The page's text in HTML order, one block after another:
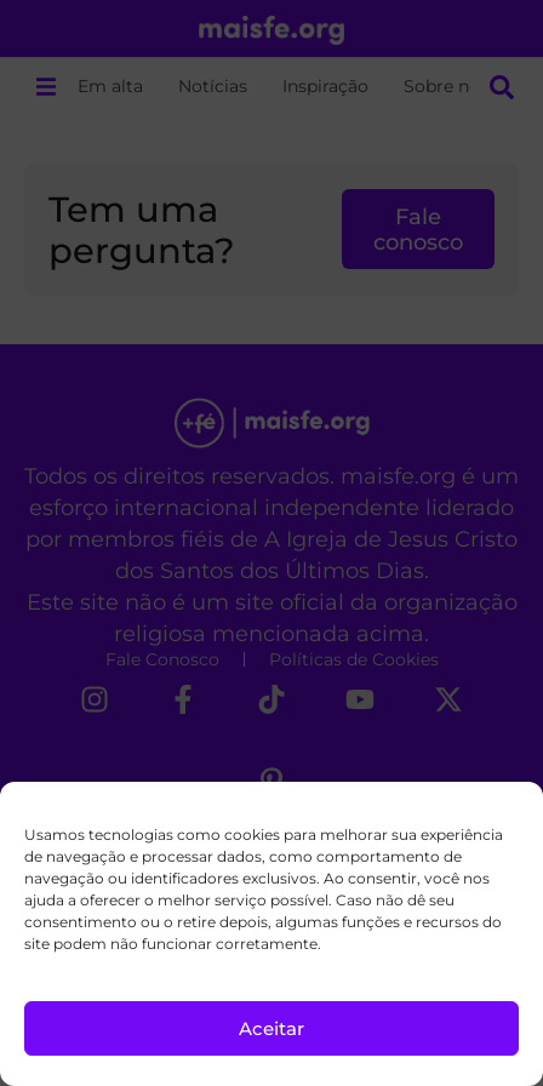
Usamos tecnologias como cookies para melhorar sua experiência
de navegação e processar dados, como comportamento de
navegação ou identificadores exclusivos. Ao consentir, você nos
ajuda a oferecer o melhor serviço possível. Caso não dê seu
consentimento ou o retire depois, algumas funções e recursos do
site podem não funcionar corretamente.
Aceitar
Em alta Notícias Inspiração Sobre nós
Tem uma
pergunta?
Fale
conosco
Todos os direitos reservados. maisfe.org é um
esforço internacional independente liderado
por membros fiéis de A Igreja de Jesus Cristo
dos Santos dos Últimos Dias.
Este site não é um site oficial da organização
religiosa mencionada acima.
Fale Conosco Políticas de Cookies